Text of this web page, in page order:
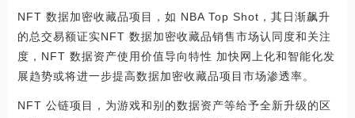
NFT 数据加密收藏品项目，如 NBA Top Shot，其日渐飙升
的总交易额证实NFT 数据加密收藏品销售市场认同度和关注
度，NFT 数据资产使用价值导向特性 加快网上化和智能化发
展趋势或将进一步提高数据加密收藏品项目市场渗透率。
NFT 公链项目，为游戏和别的数据资产等给予全新升级的区